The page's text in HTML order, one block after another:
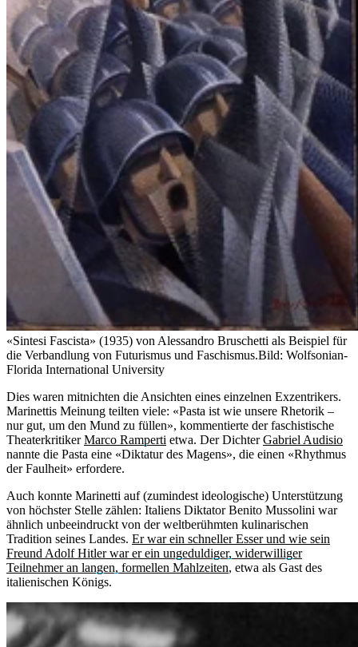
«Sintesi Fascista» (1935) von Alessandro Bruschetti als Beispiel für
die Verbandlung von Futurismus und Faschismus.Bild: Wolfsonian-
Florida International University
Dies waren mitnichten die Ansichten eines einzelnen Exzentrikers.
Marinettis Meinung teilten viele: «Pasta ist wie unsere Rhetorik –
nur gut, um den Mund zu füllen», kommentierte der faschistische
TheaterkritikerMarco Ramperti etwa. Der DichterGabriel Audisio
nannte die Pasta eine «Diktatur des Magens», die einen «Rhythmus
der Faulheit» erfordere.
Auch konnte Marinetti auf (zumindest ideologische) Unterstützung
von höchster Stelle zählen: Italiens Diktator Benito Mussolini war
ähnlich unbeeindruckt von der weltberühmten kulinarischen
Tradition seines Landes. Er war ein schneller Esser und wie sein
Freund Adolf Hitler war er ein ungeduldiger, widerwilliger
Teilnehmer an langen, formellen Mahlzeiten, etwa als Gast des
italienischen Königs.